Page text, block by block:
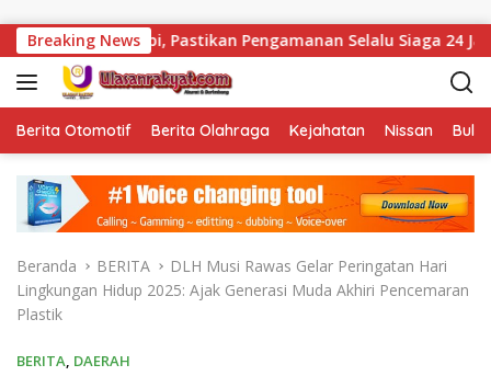
Breaking News
Pengamanan Selalu Siaga 24 Jam Kalapas
Berita Otomotif Berita Olahraga Kejahatan Nissan
Beranda BERITA
DLH Musi Rawas Gelar Peringatan Hari
Lingkungan Hidup 2025: Ajak Generasi Muda Akhiri Pencemaran
Plastik
BERITA, DAERAH